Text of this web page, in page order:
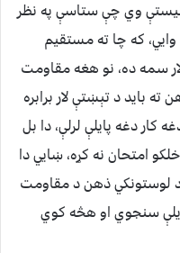
وي چې ستاسې په نظر
وایي، که چا ته مستقیم
سمه ده، نو هغه مقاومت
باید د تېښتې لار برابره
دغه پایلې لرلې، دا بل
امتحان نه کړه، ښايي دا
لوستونکي ذهن د مقاومت
سنجوي او هڅه کوي